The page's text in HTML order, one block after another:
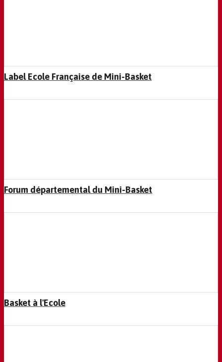
Label Ecole Française de Mini-Basket
Forum départemental du Mini-Basket
Basket à l'Ecole